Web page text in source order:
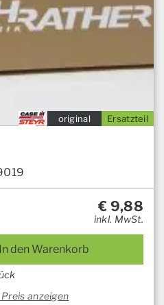
Ersatzteil
original
€ 9,88
inkl. MwSt.
In den Warenkorb
anzeigen